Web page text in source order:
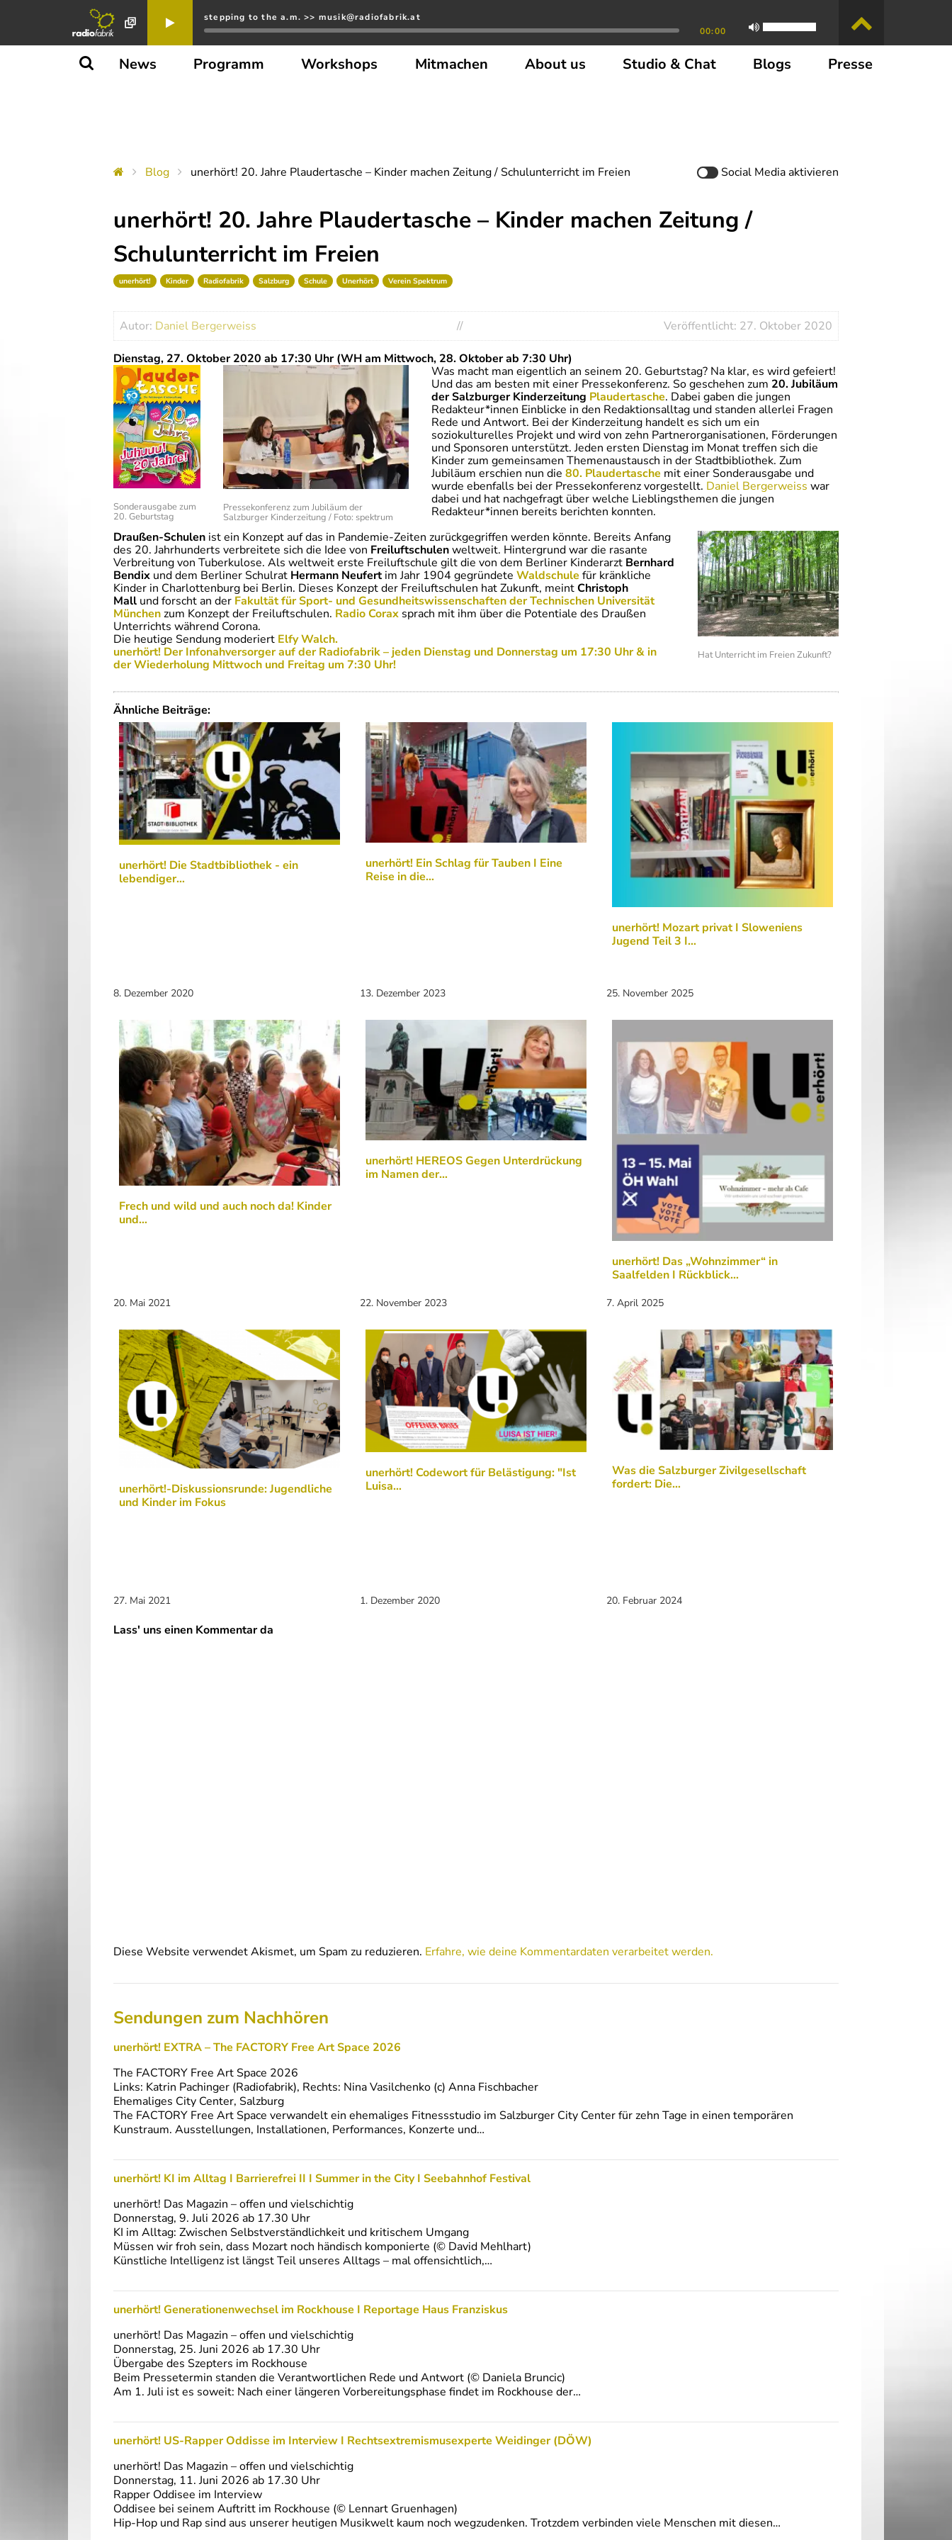
stepping to the a.m. >> musik@radiofabrik.at
00:00
News Programm Workshops Mitmachen About us Studio & Chat Blogs Presse
Blog unerhört! 20. Jahre Plaudertasche – Kinder machen Zeitung / Schulunterricht im Freien Social Mediaaktivieren
unerhört! 20. Jahre Plaudertasche – Kinder machen Zeitung /
Schulunterricht im Freien
unerhört! Kinder Radiofabrik Salzburg Schule Unerhört Verein Spektrum
Autor: Daniel Bergerweiss // Veröffentlicht: 27. Oktober 2020
Dienstag, 27. Oktober 2020 ab 17:30 Uhr (WH am Mittwoch, 28. Oktober ab 7:30 Uhr)
Sonderausgabe zum
20. Geburtstag
Pressekonferenz zum Jubiläum der
Salzburger Kinderzeitung / Foto: spektrum
Was macht man eigentlich an seinem 20. Geburtstag? Na klar, es wird gefeiert!
Und das am besten mit einer Pressekonferenz. So geschehen zum 20. Jubiläum
der Salzburger Kinderzeitung Plaudertasche. Dabei gaben die jungen
Redakteur*innen Einblicke in den Redaktionsalltag und standen allerlei Fragen
Rede und Antwort. Bei der Kinderzeitung handelt es sich um ein
soziokulturelles Projekt und wird von zehn Partnerorganisationen, Förderungen
und Sponsoren unterstützt. Jeden ersten Dienstag im Monat treffen sich die
Kinder zum gemeinsamen Themenaustausch in der Stadtbibliothek. Zum
Jubiläum erschien nun die 80. Plaudertasche mit einer Sonderausgabe und
wurde ebenfalls bei der Pressekonferenz vorgestellt. Daniel Bergerweiss war
dabei und hat nachgefragt über welche Lieblingsthemen die jungen
Redakteur*innen bereits berichten konnten.
Hat Unterricht im Freien Zukunft?
Draußen-Schulen ist ein Konzept auf das in Pandemie-Zeiten zurückgegriffen werden könnte. Bereits Anfang
des 20. Jahrhunderts verbreitete sich die Idee von Freiluftschulenweltweit. Hintergrund war die rasante
Verbreitung von Tuberkulose. Als weltweit erste Freiluftschule gilt die von dem Berliner Kinderarzt Bernhard
Bendix und dem Berliner Schulrat Hermann Neufertim Jahr 1904 gegründete Waldschule für kränkliche
Kinder in Charlottenburg bei Berlin. Dieses Konzept der Freiluftschulen hat Zukunft, meintChristoph
Mall und forscht an der Fakultät für Sport- und Gesundheitswissenschaften der Technischen Universität
Münchenzum Konzept der Freiluftschulen. Radio Corax sprach mit ihm über die Potentiale des Draußen
Unterrichts während Corona.
Die heutige Sendung moderiert Elfy Walch.
unerhört! Der Infonahversorger auf der Radiofabrik – jeden Dienstag und Donnerstag um 17:30 Uhr & in
der Wiederholung Mittwoch und Freitag um 7:30 Uhr!
Ähnliche Beiträge:
unerhört! Die Stadtbibliothek - ein
lebendiger…
8. Dezember 2020
unerhört! Ein Schlag für Tauben I Eine
Reise in die…
13. Dezember 2023
unerhört! Mozart privat I Sloweniens
Jugend Teil 3 I…
25. November 2025
Frech und wild und auch noch da! Kinder
und…
20. Mai 2021
unerhört! HEREOS Gegen Unterdrückung
im Namen der…
22. November 2023
unerhört! Das „Wohnzimmer“ in
Saalfelden I Rückblick…
7. April 2025
unerhört!-Diskussionsrunde: Jugendliche
und Kinder im Fokus
27. Mai 2021
unerhört! Codewort für Belästigung: "Ist
Luisa…
1. Dezember 2020
Was die Salzburger Zivilgesellschaft
fordert: Die…
20. Februar 2024
Lass' uns einen Kommentar da
Diese Website verwendet Akismet, um Spam zu reduzieren. Erfahre, wie deine Kommentardaten verarbeitet werden.
Sendungen zum Nachhören
unerhört! EXTRA – The FACTORY Free Art Space 2026
The FACTORY Free Art Space 2026
Links: Katrin Pachinger (Radiofabrik), Rechts: Nina Vasilchenko (c) Anna Fischbacher
Ehemaliges City Center, Salzburg
The FACTORY Free Art Space verwandelt ein ehemaliges Fitnessstudio im Salzburger City Center für zehn Tage in einen temporären
Kunstraum. Ausstellungen, Installationen, Performances, Konzerte und…
unerhört! KI im Alltag I Barrierefrei II I Summer in the City I Seebahnhof Festival
unerhört! Das Magazin – offen und vielschichtig
Donnerstag, 9. Juli 2026 ab 17.30 Uhr
KI im Alltag: Zwischen Selbstverständlichkeit und kritischem Umgang
Müssen wir froh sein, dass Mozart noch händisch komponierte (© David Mehlhart)
Künstliche Intelligenz ist längst Teil unseres Alltags – mal offensichtlich,…
unerhört! Generationenwechsel im Rockhouse I Reportage Haus Franziskus
unerhört! Das Magazin – offen und vielschichtig
Donnerstag, 25. Juni 2026 ab 17.30 Uhr
Übergabe des Szepters im Rockhouse
Beim Pressetermin standen die Verantwortlichen Rede und Antwort (© Daniela Bruncic)
Am 1. Juli ist es soweit: Nach einer längeren Vorbereitungsphase findet im Rockhouse der…
unerhört! US-Rapper Oddisse im Interview I Rechtsextremismusexperte Weidinger (DÖW)
unerhört! Das Magazin – offen und vielschichtig
Donnerstag, 11. Juni 2026 ab 17.30 Uhr
Rapper Oddisee im Interview
Oddisee bei seinem Auftritt im Rockhouse (© Lennart Gruenhagen)
Hip-Hop und Rap sind aus unserer heutigen Musikwelt kaum noch wegzudenken. Trotzdem verbinden viele Menschen mit diesen…